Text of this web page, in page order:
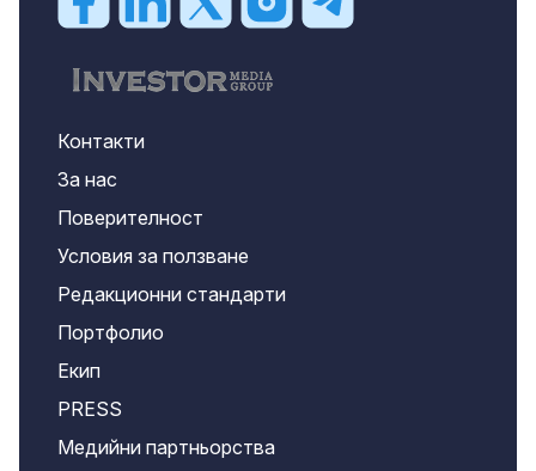
Контакти
За нас
Поверителност
Условия за ползване
Редакционни стандарти
Портфолио
Екип
PRESS
Медийни партньорства